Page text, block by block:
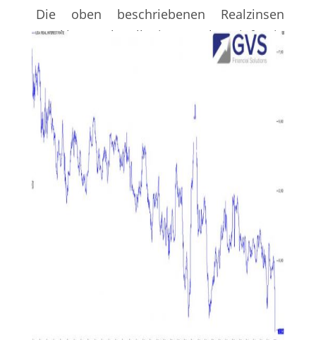
Die oben beschriebenen Realzinsen
markieren aktuell ein 25 Jahrestief, wie
folgender Chart (USA Realzins)
verdeutlicht.